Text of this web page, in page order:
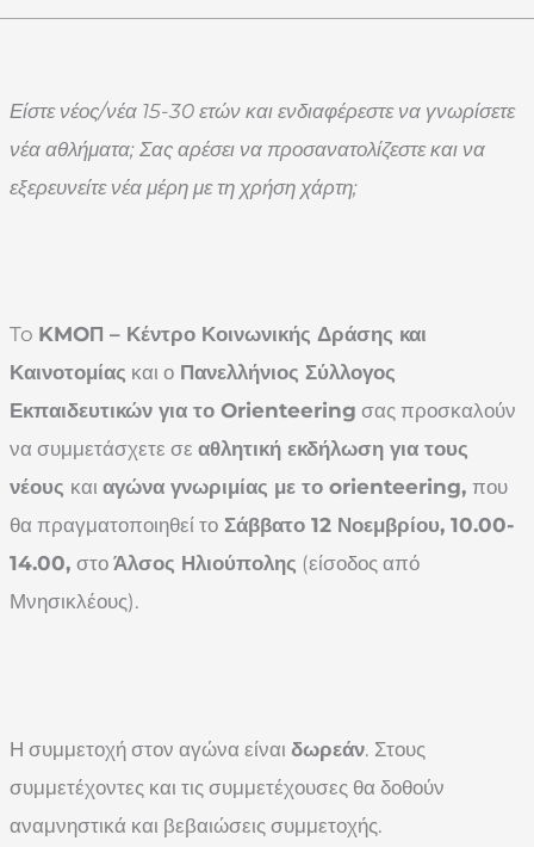
Είστε νέος/νέα 15-30 ετών και ενδιαφέρεστε να γνωρίσετε
νέα αθλήματα; Σας αρέσει να προσανατολίζεστε και να
εξερευνείτε νέα μέρη με τη χρήση χάρτη;
To KMOΠ – Κέντρο Κοινωνικής Δράσης και
Καινοτομίας και ο Πανελλήνιος Σύλλογος
Εκπαιδευτικών για το Orienteering σας προσκαλούν
να συμμετάσχετε σε αθλητική εκδήλωση για τους
νέους και αγώνα γνωριμίας με το orienteering, που
θα πραγματοποιηθεί το Σάββατο 12 Νοεμβρίου, 10.00-
14.00, στο Άλσος Ηλιούπολης (είσοδος από
Μνησικλέους).
Η συμμετοχή στον αγώνα είναι δωρεάν. Στους
συμμετέχοντες και τις συμμετέχουσες θα δοθούν
αναμνηστικά και βεβαιώσεις συμμετοχής.